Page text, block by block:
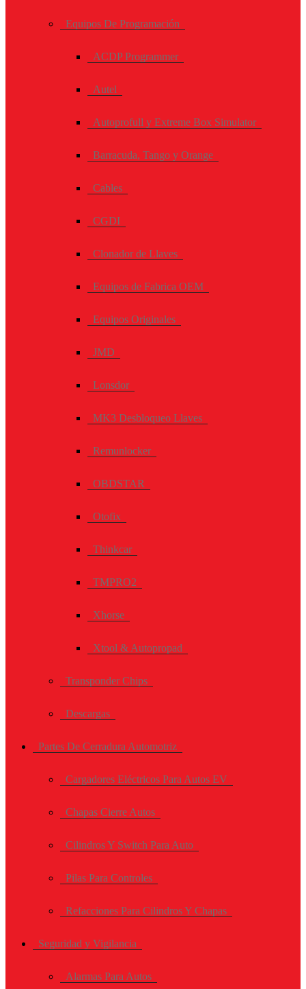
Equipos De Programación
ACDP Programmer
Autel
Autoprofull y Extreme Box Simulator
Barracuda, Tango y Orange
Cables
CGDI
Clonador de Llaves
Equipos de Fabrica OEM
Equipos Originales
JMD
Lonsdor
MK3 Desbloqueo Llaves
Remunlocker
OBDSTAR
Otofix
Thinkcar
TMPRO2
Xhorse
Xtool & Autopropad
Transponder Chips
Descargas
Partes De Cerradura Automotriz
Cargadores Eléctricos Para Autos EV
Chapas Cierre Autos
Cilindros Y Switch Para Auto
Pilas Para Controles
Refacciones Para Cilindros Y Chapas
Seguridad y Vigilancia
Alarmas Para Autos